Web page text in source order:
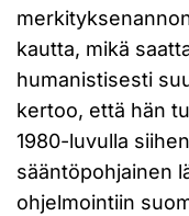
kautta, mikä
humanistisesti
kertoo, että hän
1980-luvulla
sääntöpohjainen
ohjelmointiin